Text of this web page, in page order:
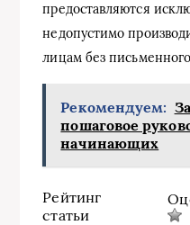
предоставляются
недопустимо
лицам без
Рекомендуем:
пошаговое
начинающих
Рейтинг
статьи